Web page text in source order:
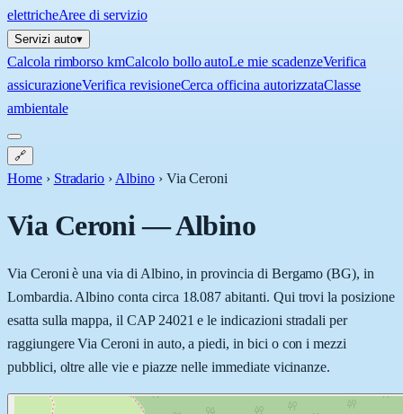
elettricheAree di servizio
Servizi auto▾
Calcola rimborso kmCalcolo bollo autoLe mie scadenzeVerifica
assicurazioneVerifica revisioneCerca officina autorizzataClasse
ambientale
🔗
Home › Stradario › Albino › Via Ceroni
Via Ceroni—Albino
Via Ceroni è una via di Albino, in provincia di Bergamo (BG), in
Lombardia. Albino conta circa 18.087 abitanti. Qui trovi la posizione
esatta sulla mappa, il CAP 24021 e le indicazioni stradali per
raggiungere Via Ceroni in auto, a piedi, in bici o con i mezzi
pubblici, oltre alle vie e piazze nelle immediate vicinanze.